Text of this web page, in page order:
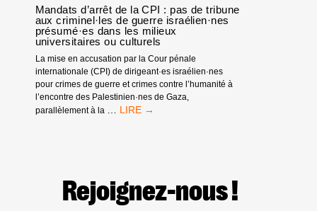
Mandats d’arrêt de la CPI : pas de tribune
aux criminel·les de guerre israélien·nes
présumé·es dans les milieux
universitaires ou culturels
La mise en accusation par la Cour pénale
internationale (CPI) de dirigeant·es israélien·nes
pour crimes de guerre et crimes contre l’humanité à
l’encontre des Palestinien·nes de Gaza,
parallèlement à la
MANDATS
PAS
DE
Rejoignez-nous !